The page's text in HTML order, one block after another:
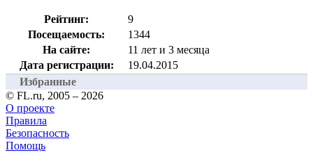
Рейтинг:
9
Посещаемость:
1344
На сайте:
11 лет и 3 месяца
Дата регистрации:
19.04.2015
Избранные
© FL.ru, 2005 – 2026
О проекте
Правила
Безопасность
Помощь